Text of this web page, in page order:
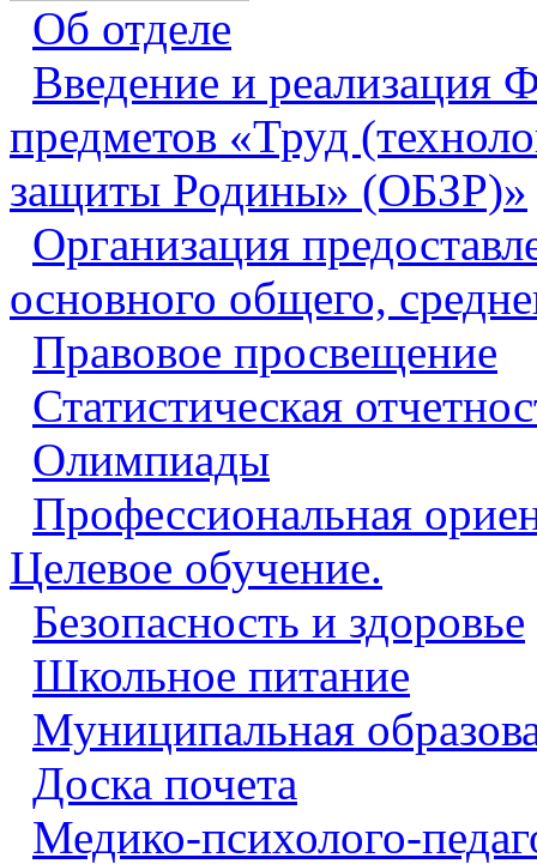
Об отделе
Введение и
предметов «Труд
защиты Родины» (ОБЗР)»
Организация
основного общего,
Правовое просвещение
Статистическая
Олимпиады
Профессиональная
Целевое обучение.
Безопасность и здоровье
Школьное питание
Муниципальная
Доска почета
Медико-психолого-